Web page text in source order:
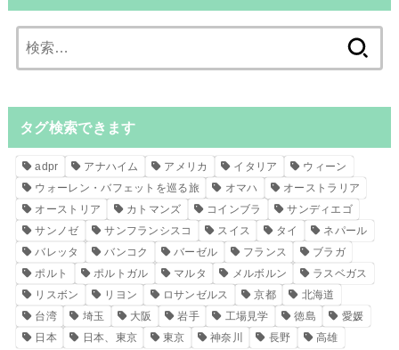
索:
タグ検索できます
adpr アナハイム アメリカ イタリア
ウィーン
ウォーレン・バフェットを巡る旅
オマハ
オーストラリア
オーストリア
カトマンズ コインブラ
サンディエゴ
サンノゼ
サンフランシスコ スイス タイ
ネパール
バレッタ
バンコク バーゼル フランス
ブラガ
ポルト
ポルトガル マルタ メルボルン
ラスベガス
リスボン
リヨン ロサンゼルス 京都
北海道
台湾
埼玉 大阪 岩手 工場見学 徳島
愛媛
日本
日本、東京 東京 神奈川 長野 高雄